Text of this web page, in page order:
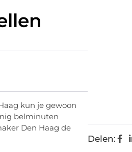
kun je gewoon
belminuten
Den Haag de
Delen: